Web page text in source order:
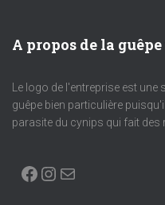
A propos de la
Le logo de l'entreprise est
guêpe bien particulière
parasite du cynips qui fait